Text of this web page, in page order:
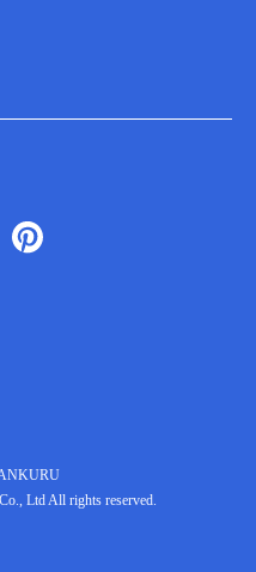
Ltd All rights reserved.